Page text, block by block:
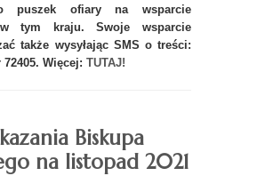
puszek ofiary na wsparcie
tym kraju. Swoje wsparcie
także wysyłając SMS o treści:
72405. Więcej: TUTAJ!
Biskupa
na listopad 2021